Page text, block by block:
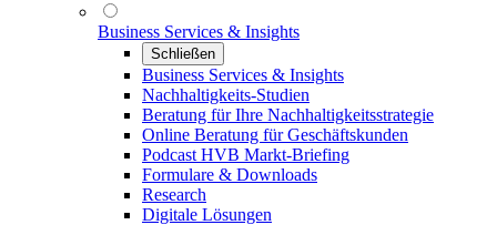
Business Services & Insights
Schließen
Business Services & Insights
Nachhaltigkeits-Studien
Beratung für Ihre Nachhaltigkeitsstrategie
Online Beratung für Geschäftskunden
Podcast HVB Markt-Briefing
Formulare & Downloads
Research
Digitale Lösungen